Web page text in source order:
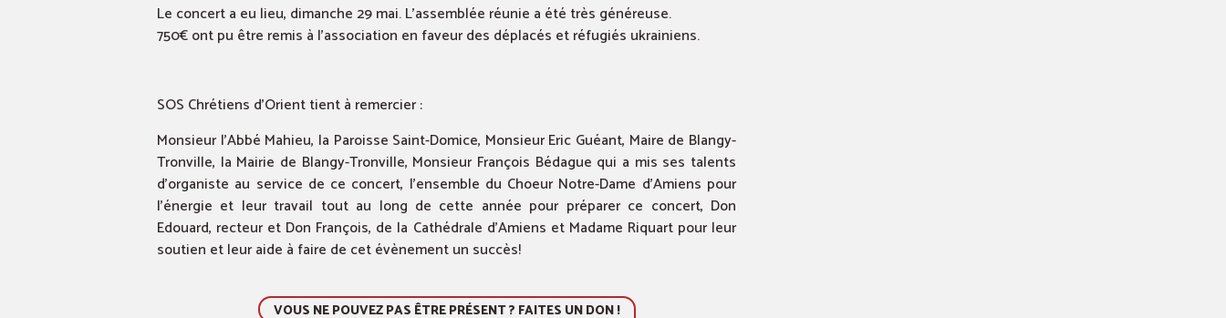
Le concert a eu lieu, dimanche 29 mai. L’assemblée réunie a été très généreuse.
750€ ont pu être remis à l’association en faveur des déplacés et réfugiés ukrainiens.
SOS Chrétiens d’Orient tient à remercier :
Monsieur l’Abbé Mahieu, la Paroisse Saint-Domice, Monsieur Eric Guéant, Maire de Blangy-
Tronville, la Mairie de Blangy-Tronville, Monsieur François Bédague qui a mis ses talents
d’organiste au service de ce concert, l’ensemble du Choeur Notre-Dame d’Amiens pour
l’énergie et leur travail tout au long de cette année pour préparer ce concert, Don
Edouard, recteur et Don François, de la Cathédrale d’Amiens et Madame Riquart pour leur
soutien et leur aide à faire de cet évènement un succès!
VOUS NE POUVEZ PAS ÊTRE PRÉSENT ? FAITES UN DON !